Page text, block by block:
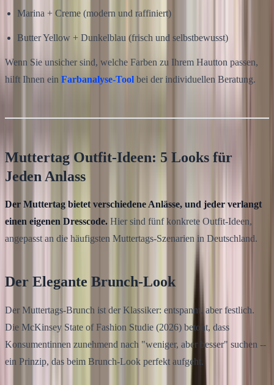
Marina + Creme (modern und raffiniert)
Butter Yellow + Dunkelblau (frisch und selbstbewusst)
Wenn Sie unsicher sind, welche Farben zu Ihrem Hautton passen,
hilft Ihnen ein Farbanalyse-Tool bei der individuellen Beratung.
Muttertag Outfit-Ideen: 5 Looks für
Jeden Anlass
Der Muttertag bietet verschiedene Anlässe, und jeder verlangt
einen eigenen Dresscode. Hier sind fünf konkrete Outfit-Ideen,
angepasst an die häufigsten Muttertags-Szenarien in Deutschland.
Der Elegante Brunch-Look
Der Muttertags-Brunch ist der Klassiker: entspannt, aber festlich.
Die McKinsey State of Fashion Studie (2026) betont, dass
Konsumentinnen zunehmend nach "weniger, aber besser" suchen --
ein Prinzip, das beim Brunch-Look perfekt aufgeht.